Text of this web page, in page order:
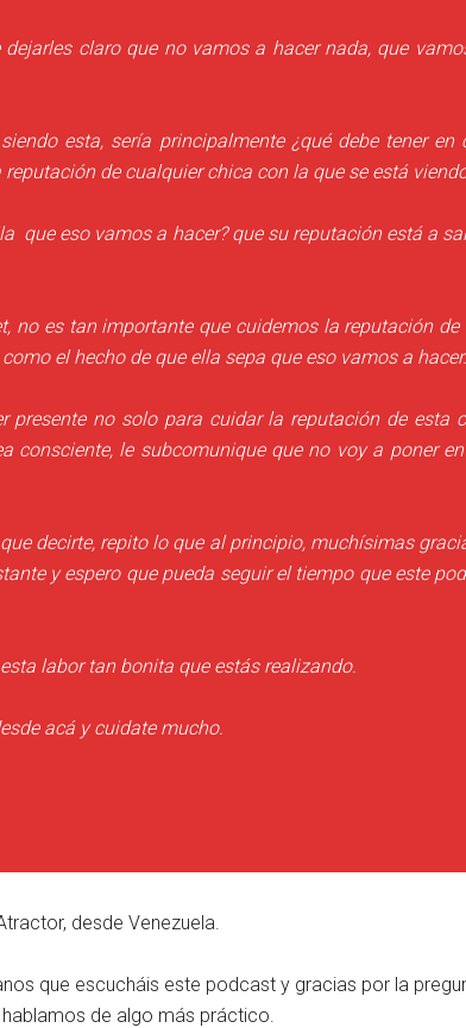
claro que no vamos a hacer nada, que
esta, sería principalmente ¿qué debe tener en
de cualquier chica con la que se está
que eso vamos a hacer? que su reputación está a
no es tan importante que cuidemos la reputación de
el hecho de que ella sepa que eso vamos a hacer.
presente no solo para cuidar la reputación de esta
consciente, le subcomunique que no voy a poner
decirte, repito lo que al principio, muchísimas
y espero que pueda seguir el tiempo que este
labor tan bonita que estás realizando.
acá y cuidate mucho.
desde Venezuela.
que escucháis este podcast y gracias por la
de algo más práctico.